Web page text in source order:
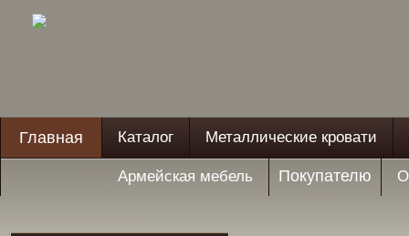
Главная Каталог Металлические кровати
Армейская мебель Покупателю